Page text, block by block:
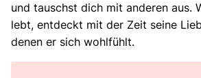
und tauschst dich mit anderen aus.
lebt, entdeckt mit der Zeit seine
denen er sich wohlfühlt.